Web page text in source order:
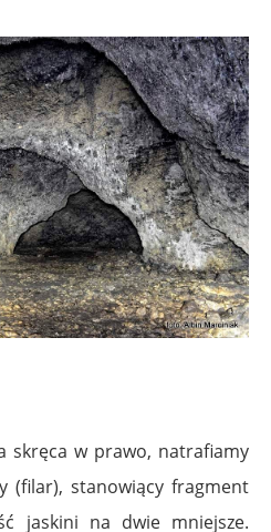
skręca w prawo, natrafiamy
(filar), stanowiący fragment
jaskini na dwie mniejsze.